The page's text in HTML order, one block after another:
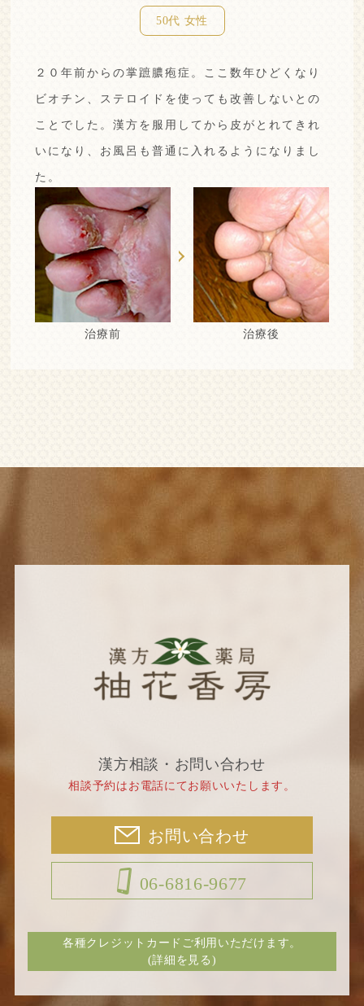
50代 女性
２０年前からの掌蹠膿疱症。ここ数年ひどくなり
ビオチン、ステロイドを使っても改善しないとの
ことでした。漢方を服用してから皮がとれてきれ
いになり、お風呂も普通に入れるようになりまし
た。
治療前 治療後
漢方相談・お問い合わせ
相談予約はお電話にてお願いいたします。
お問い合わせ
06-6816-9677
各種クレジットカードご利用いただけます。
(詳細を見る)